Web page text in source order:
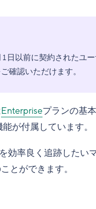
以前に契約されたユ
確認いただけます。
Enterpriseプランの基本
が付属しています。
効率良く追跡したい
とができます。